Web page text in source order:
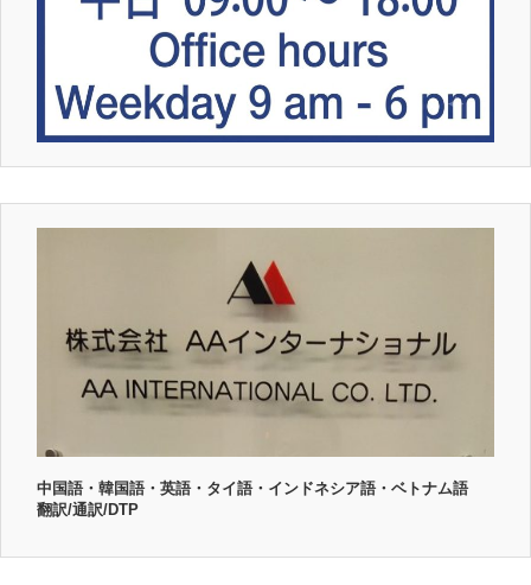
中国語・韓国語・英語・タイ語・インドネシア語・ベトナム語
翻訳/通訳/DTP